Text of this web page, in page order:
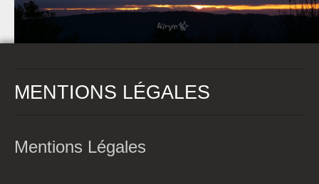
MENTIONS LÉGALES
Mentions Légales